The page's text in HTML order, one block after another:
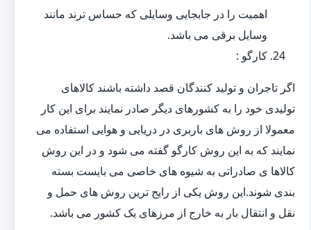
اهمیت را در جابجایی وسایلی که حساس ترند مانند
وسایل برقی می باشد.
کارگو :
اگر تاجران و تولید کنندگان قصد داشته باشند کالاهای
تولیدی خود را به کشورهای دیگر صادر نمایند برای این کار
معمولا از روش های باربری در دریایی و هوایی استفاده می
نمایند که به این روش کارگو گفته می شود و در این روش
کالاها ی صادراتی به شیوه های خاصی می بایست بسته
بندی شوند.این روش یکی از رایج ترین روش های حمل و
نقل و انتقال بار به خارج از مرزهای یک کشور می باشد.